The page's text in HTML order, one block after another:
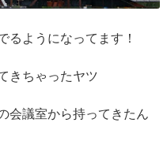
るようになってます！
きちゃったヤツ
会議室から持ってきたん